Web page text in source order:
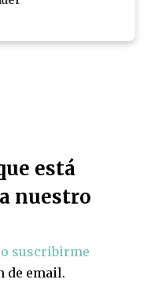
está
nuestro
suscribirme
de email.